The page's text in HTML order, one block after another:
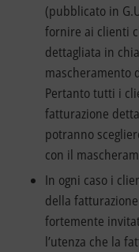
(pubblicato in
fornire ai clienti
dettagliata in
mascheramento
Pertanto tutti i
fatturazione
potranno
con il
In ogni caso i
della
fortemente
l’utenza che la